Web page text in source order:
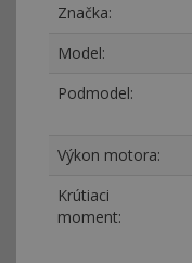
Značka:
Model:
Podmodel:
Výkon motora:
Krútiaci
moment: